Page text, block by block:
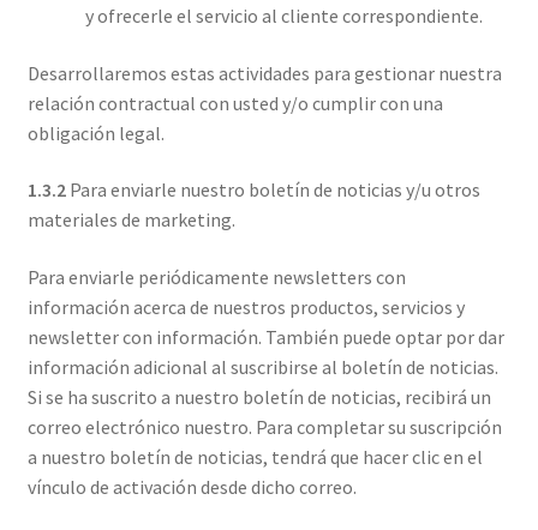
y ofrecerle el servicio al cliente correspondiente.
Desarrollaremos estas actividades para gestionar nuestra
relación contractual con usted y/o cumplir con una
obligación legal.
1.3.2 Para enviarle nuestro boletín de noticias y/u otros
materiales de marketing.
Para enviarle periódicamente newsletters con
información acerca de nuestros productos, servicios y
newsletter con información. También puede optar por dar
información adicional al suscribirse al boletín de noticias.
Si se ha suscrito a nuestro boletín de noticias, recibirá un
correo electrónico nuestro. Para completar su suscripción
a nuestro boletín de noticias, tendrá que hacer clic en el
vínculo de activación desde dicho correo.